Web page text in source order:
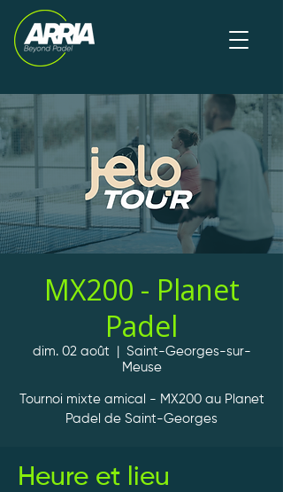
MX200 - Planet
Padel
dim. 02 août
Saint-Georges-sur-
Meuse
Tournoi mixte amical - MX200 au Planet
Padel de Saint-Georges
Heure et lieu